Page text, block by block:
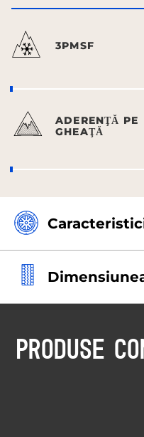
3PMSF
ADERENŢĂ PE
GHEAŢĂ
PRODUSE